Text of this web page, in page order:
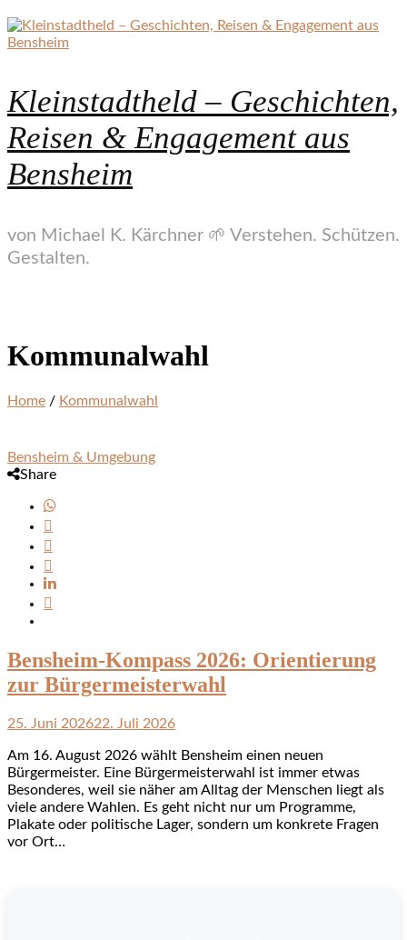
Kleinstadtheld – Geschichten,
Reisen & Engagement aus
Bensheim
von Michael K. Kärchner 🌱 Verstehen. Schützen.
Gestalten.
Kommunalwahl
Home / Kommunalwahl
Bensheim & Umgebung
Share
Bensheim-Kompass 2026: Orientierung
zur Bürgermeisterwahl
25. Juni 202622. Juli 2026
Am 16. August 2026 wählt Bensheim einen neuen
Bürgermeister. Eine Bürgermeisterwahl ist immer etwas
Besonderes, weil sie näher am Alltag der Menschen liegt als
viele andere Wahlen. Es geht nicht nur um Programme,
Plakate oder politische Lager, sondern um konkrete Fragen
vor Ort…